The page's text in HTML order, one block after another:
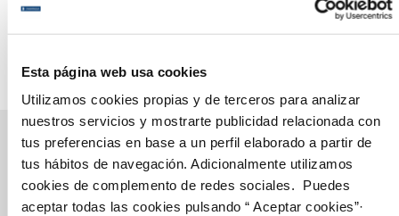
Esta página web usa cookies
Utilizamos cookies propias y de terceros para analizar
nuestros servicios y mostrarte publicidad relacionada con
tus preferencias en base a un perfil elaborado a partir de
tus hábitos de navegación. Adicionalmente utilizamos
cookies de complemento de redes sociales. Puedes
aceptar todas las cookies pulsando “ Aceptar cookies”·
Página 89 de 102
Gestiones Online